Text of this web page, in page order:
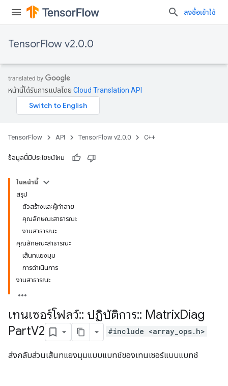
ลงชื่อเข้าใช้
TensorFlow v2.0.0
หน้านี้ได้รับการแปลโดย Cloud Translation API
TensorFlow API TensorFlow v2.0.0 C++
ข้อมูลนี้มีประโยชน์ไหม
ในหน้านี้
สรุป
ตัวสร้างและผู้ทำลาย
คุณลักษณะสาธารณะ
งานสาธารณะ
คุณลักษณะสาธารณะ
เส้นทแยงมุม
การดำเนินการ
งานสาธารณะ
เทนเซอร์โฟลว์:: ปฏิบัติการ:: MatrixDiag
PartV2 #include <array_ops.h>
ส่งกลับส่วนเส้นทแยงมุมแบบแบทช์ของเทนเซอร์แบบแบทช์